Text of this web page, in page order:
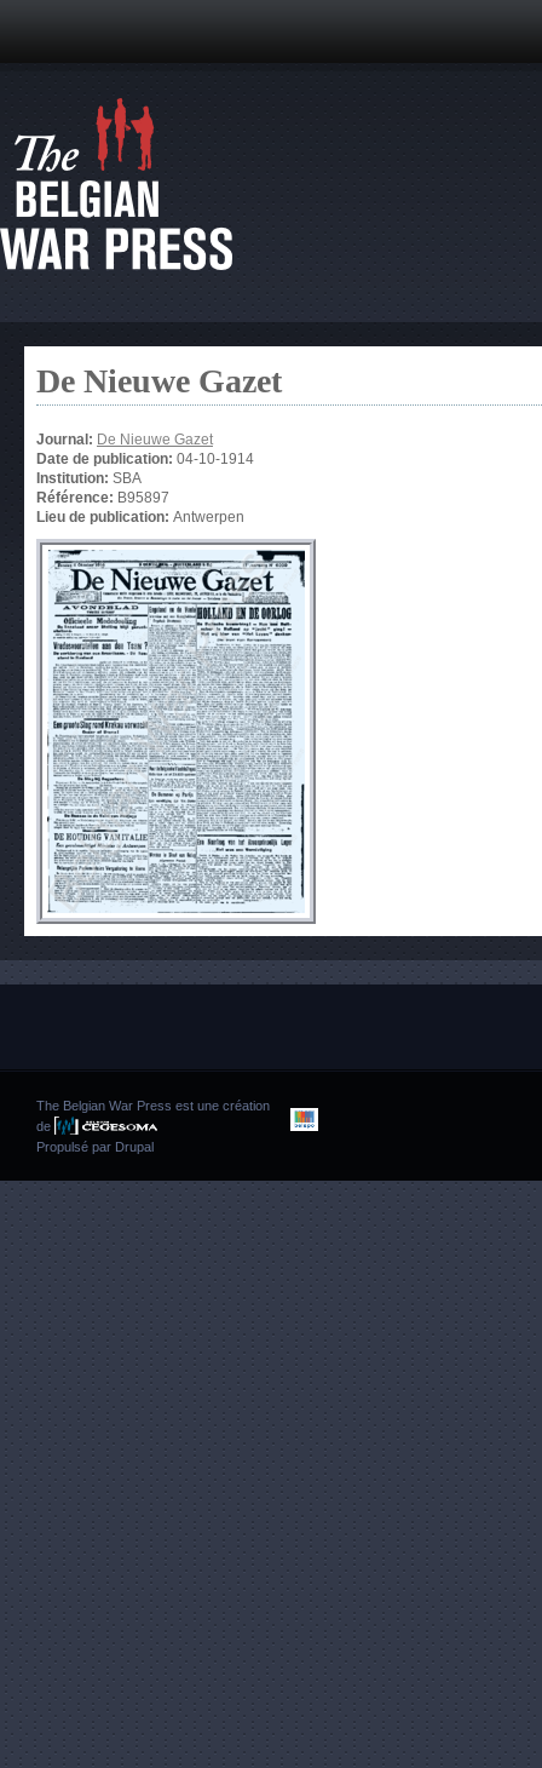
De Nieuwe Gazet
Journal: De Nieuwe Gazet
Date de publication: 04-10-1914
Institution: SBA
Référence: B95897
Lieu de publication: Antwerpen
The Belgian War Press est une création
de
Propulsé par Drupal